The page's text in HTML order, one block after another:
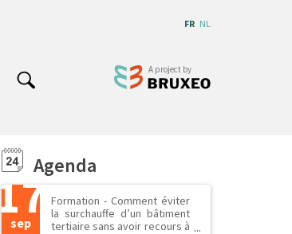
FR NL
Agenda
17
sep
Formation - Comment éviter
la surchauffe d’un bâtiment
tertiaire sans avoir recours à